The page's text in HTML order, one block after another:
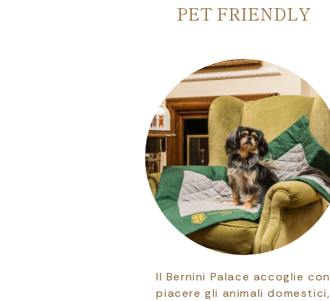
PET FRIENDLY
Il Bernini Palace accoglie con
piacere gli animali domestici,